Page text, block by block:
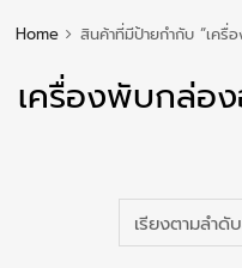
Home สินค้าที่มีป้ายกำกับ “เค
เครื่องพับกล่อ